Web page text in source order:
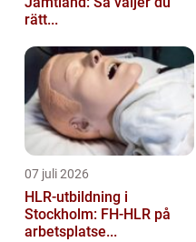
rätt...
07 juli 2026
HLR-utbildning i
Stockholm: FH-HLR på
arbetsplatse...